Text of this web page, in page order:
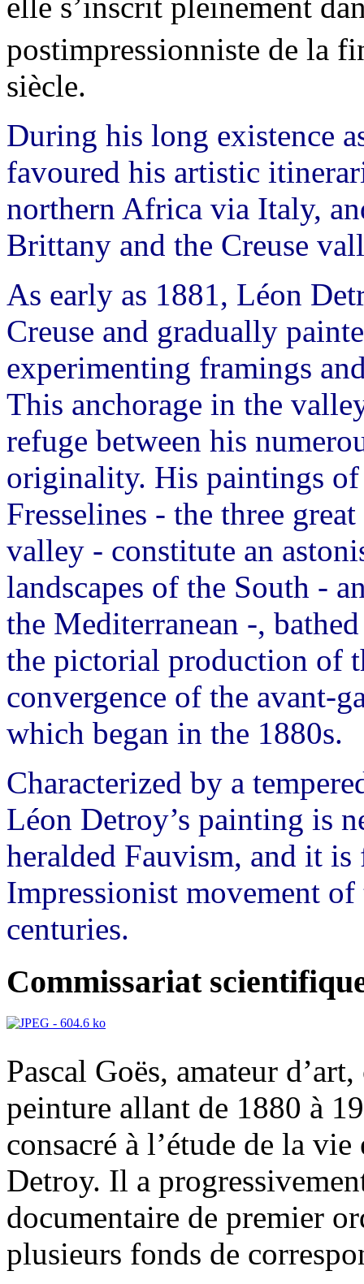
elle s’inscrit pleinement
postimpressionniste de la
siècle.
During his long existence
favoured his artistic
northern Africa via Italy,
Brittany and the Creuse
As early as 1881, Léon
Creuse and gradually
experimenting framings
This anchorage in the
refuge between his
originality. His paintings of
Fresselines - the three
valley - constitute an
landscapes of the South -
the Mediterranean -,
the pictorial production of
convergence of the avant-
which began in the 1880s.
Characterized by a
Léon Detroy’s painting is
heralded Fauvism, and it
Impressionist movement
centuries.
Commissariat
Pascal Goës, amateur
peinture allant de 1880 à
consacré à l’étude de la
Detroy. Il a
documentaire de premier
plusieurs fonds de